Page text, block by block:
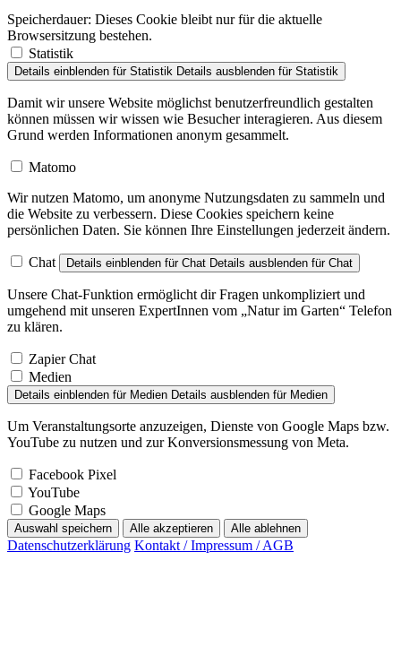
Speicherdauer: Dieses Cookie bleibt nur für die aktuelle
Browsersitzung bestehen.
Statistik
Details einblenden für Statistik Details ausblenden für Statistik
Damit wir unsere Website möglichst benutzerfreundlich gestalten
können müssen wir wissen wie Besucher interagieren. Aus diesem
Grund werden Informationen anonym gesammelt.
Matomo
Wir nutzen Matomo, um anonyme Nutzungsdaten zu sammeln und
die Website zu verbessern. Diese Cookies speichern keine
persönlichen Daten. Sie können Ihre Einstellungen jederzeit ändern.
Chat Details einblenden für Chat Details ausblenden für Chat
Unsere Chat-Funktion ermöglicht dir Fragen unkompliziert und
umgehend mit unseren ExpertInnen vom „Natur im Garten“ Telefon
zu klären.
Zapier Chat
Medien
Details einblenden für Medien Details ausblenden für Medien
Um Veranstaltungsorte anzuzeigen, Dienste von Google Maps bzw.
YouTube zu nutzen und zur Konversionsmessung von Meta.
Facebook Pixel
YouTube
Google Maps
Auswahl speichern Alle akzeptieren Alle ablehnen
Datenschutzerklärung Kontakt / Impressum / AGB